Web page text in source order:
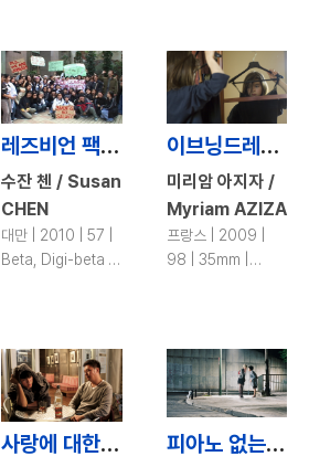
레즈비언 팩토리 / Lesbian Factory
수잔 첸 / Susan
CHEN
대만 | 2010 | 57 |
Beta, Digi-beta |
이브닝드레스 / The Evening Dress
미리암 아지자 /
Myriam AZIZA
프랑스 | 2009 |
98 | 35mm |
사랑에 대한 모든 것 / All about Love 피아노 없는 여자 / Woman without Piano